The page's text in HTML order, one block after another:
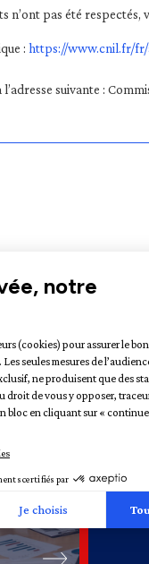
n’ont pas été
: https://www.cnil.fr/fr/
suivante :